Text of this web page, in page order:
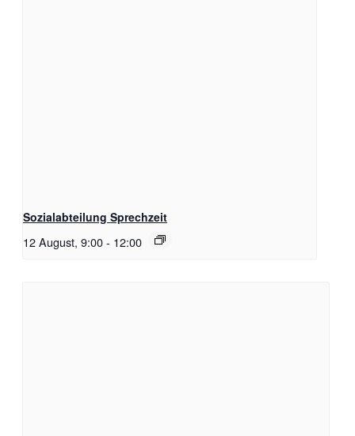
Sozialabteilung Sprechzeit
12 August, 9:00- 12:00